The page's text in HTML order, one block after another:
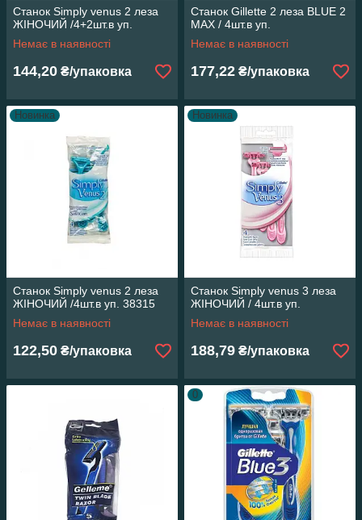
Станок Simply venus 2 леза
ЖІНОЧИЙ /4+2шт.в уп.
Немає в наявності
144,20 ₴/упаковка
Станок Gillette 2 леза BLUE 2
MAX / 4шт.в уп.
Немає в наявності
177,22 ₴/упаковка
Новинка
Станок Simply venus 2 леза
ЖІНОЧИЙ /4шт.в уп. 38315
Немає в наявності
122,50 ₴/упаковка
Новинка
Станок Simply venus 3 леза
ЖІНОЧИЙ / 4шт.в уп.
Немає в наявності
188,79 ₴/упаковка
0